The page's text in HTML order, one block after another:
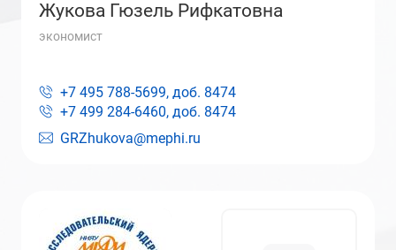
Жукова Гюзель Рифкатовна
экономист
GRZhukova@mephi.ru
+7 495 788-5699, доб. 8474
+7 499 284-6460, доб. 8474